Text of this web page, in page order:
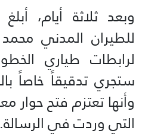
وبعد ثلاثة أيام،
للطيران المدني محمد
لرابطات طياري
ستجري تدقيقاً خاصاً
وأنها تعتزم فتح حوار
التي وردت في الرسالة.